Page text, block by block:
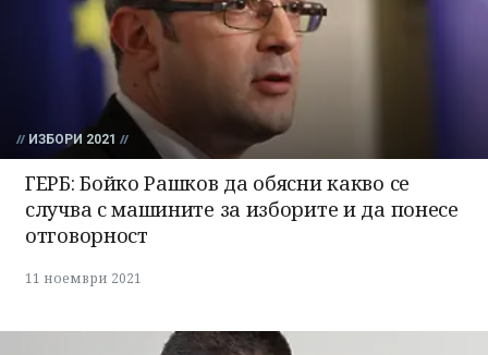
ИЗБОРИ 2021
ГЕРБ: Бойко Рашков да обясни какво се
случва с машините за изборите и да понесе
отговорност
11 ноември 2021